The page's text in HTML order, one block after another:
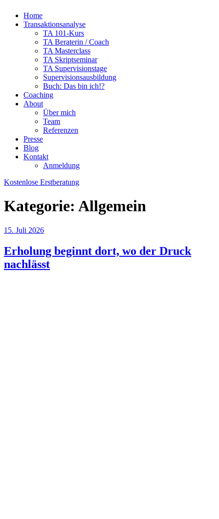
Home
Transaktionsanalyse
TA 101-Kurs
TA Beraterin / Coach
TA Masterclass
TA Skriptseminar
TA Supervisionstage
Supervisionsausbildung
Buch: Das bin ich!?
Coaching
About
Über mich
Team
Referenzen
Presse
Blog
Kontakt
Anmeldung
Kostenlose Erstberatung
Kategorie: Allgemein
Veröffentlicht
15. Juli 2026
Erholung beginnt dort, wo der Druck
nachlässt